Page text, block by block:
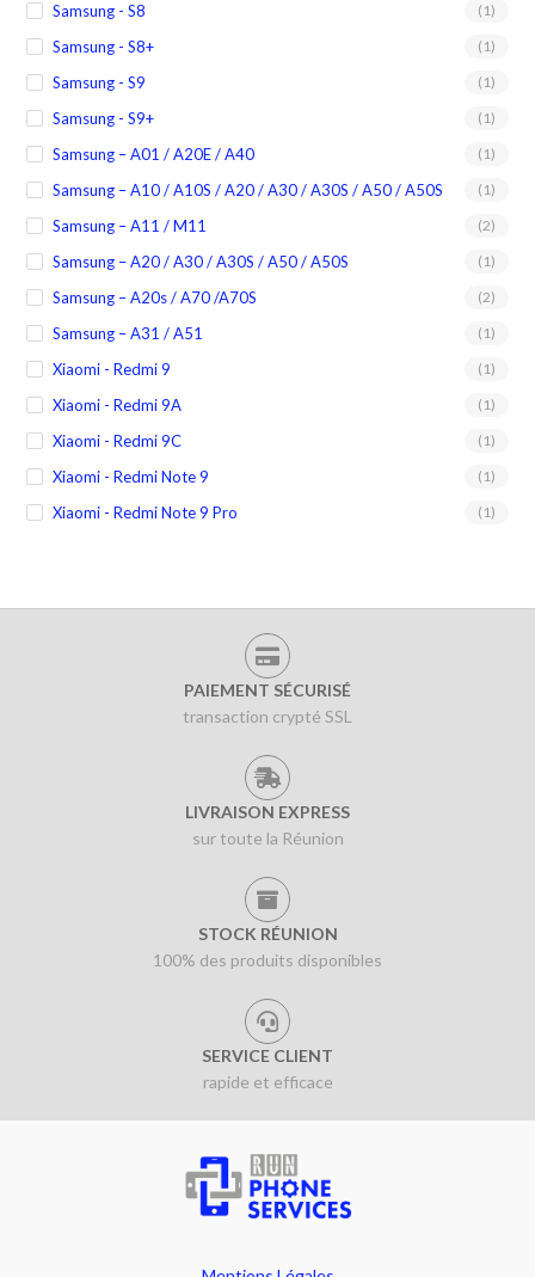
Samsung - S8 (1)
Samsung - S8+ (1)
Samsung - S9 (1)
Samsung - S9+ (1)
Samsung – A01 / A20E / A40 (1)
Samsung – A10 / A10S / A20 / A30 / A30S / A50 / A50S (1)
Samsung – A11 / M11 (2)
Samsung – A20 / A30 / A30S / A50 / A50S (1)
Samsung – A20s / A70 /A70S (2)
Samsung – A31 / A51 (1)
Xiaomi - Redmi 9 (1)
Xiaomi - Redmi 9A (1)
Xiaomi - Redmi 9C (1)
Xiaomi - Redmi Note 9 (1)
Xiaomi - Redmi Note 9 Pro (1)
PAIEMENT SÉCURISÉ
transaction crypté SSL
LIVRAISON EXPRESS
sur toute la Réunion
STOCK RÉUNION
100% des produits disponibles
SERVICE CLIENT
rapide et efficace